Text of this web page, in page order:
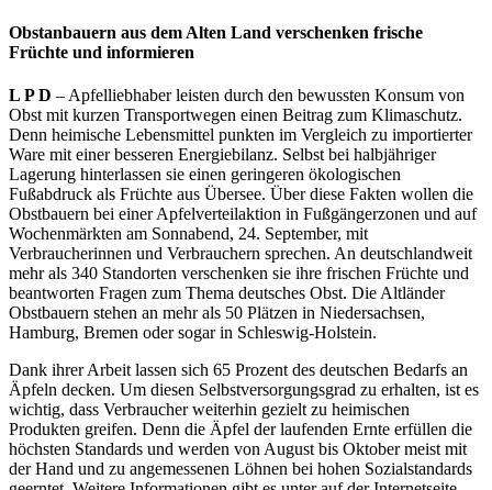
Obstanbauern aus dem Alten Land verschenken frische
Früchte und informieren
L P D – Apfelliebhaber leisten durch den bewussten Konsum von
Obst mit kurzen Transportwegen einen Beitrag zum Klimaschutz.
Denn heimische Lebensmittel punkten im Vergleich zu importierter
Ware mit einer besseren Energiebilanz. Selbst bei halbjähriger
Lagerung hinterlassen sie einen geringeren ökologischen
Fußabdruck als Früchte aus Übersee. Über diese Fakten wollen die
Obstbauern bei einer Apfelverteilaktion in Fußgängerzonen und auf
Wochenmärkten am Sonnabend, 24. September, mit
Verbraucherinnen und Verbrauchern sprechen. An deutschlandweit
mehr als 340 Standorten verschenken sie ihre frischen Früchte und
beantworten Fragen zum Thema deutsches Obst. Die Altländer
Obstbauern stehen an mehr als 50 Plätzen in Niedersachsen,
Hamburg, Bremen oder sogar in Schleswig-Holstein.
Dank ihrer Arbeit lassen sich 65 Prozent des deutschen Bedarfs an
Äpfeln decken. Um diesen Selbstversorgungsgrad zu erhalten, ist es
wichtig, dass Verbraucher weiterhin gezielt zu heimischen
Produkten greifen. Denn die Äpfel der laufenden Ernte erfüllen die
höchsten Standards und werden von August bis Oktober meist mit
der Hand und zu angemessenen Löhnen bei hohen Sozialstandards